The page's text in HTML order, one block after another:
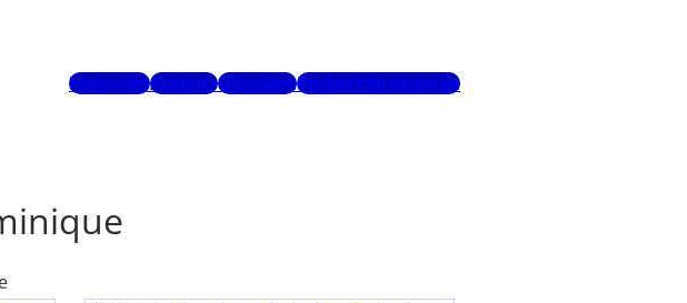
Mots-clésAuteursGlossaireRecherche avancée